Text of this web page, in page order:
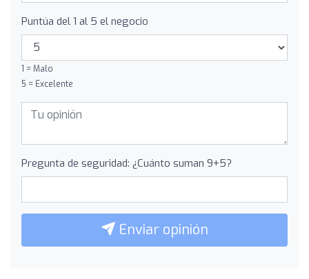
Puntúa del 1 al 5 el negocio
1 = Malo
5 = Excelente
Pregunta de seguridad: ¿Cuánto suman 9+5?
Enviar opinión